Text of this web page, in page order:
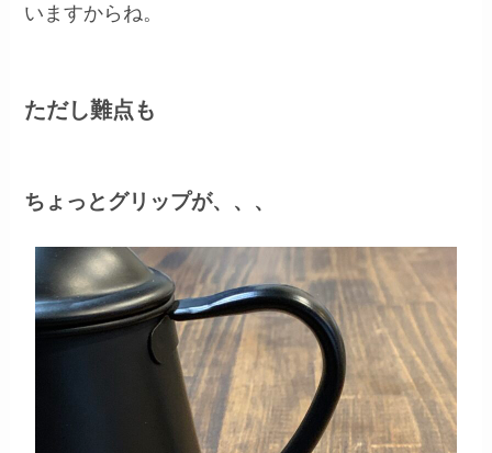
いますからね。
ただし難点も
ちょっとグリップが、、、